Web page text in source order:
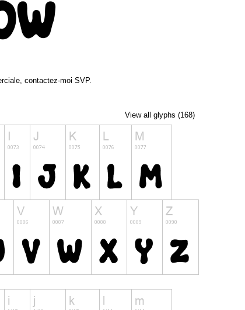
contactez-moi SVP.
View all glyphs (168)